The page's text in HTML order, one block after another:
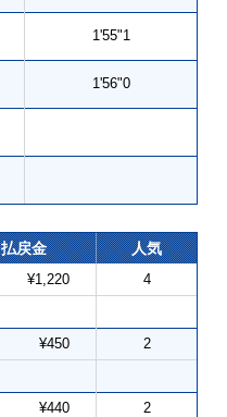
1'55"1
1'56"0
払戻金 人気
¥1,220 4
¥450 2
¥440 2